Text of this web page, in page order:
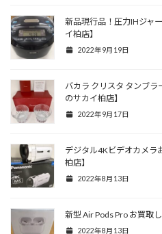
新品現行品！圧力IHジャ
イ柏店】
2022年9月19日
バカラ クリスタ タンブ
のサカイ柏店】
2022年9月17日
デジタル4Kビデオカメラ
柏店】
2022年8月13日
新型 Air Pods Pro お買取
2022年8月13日